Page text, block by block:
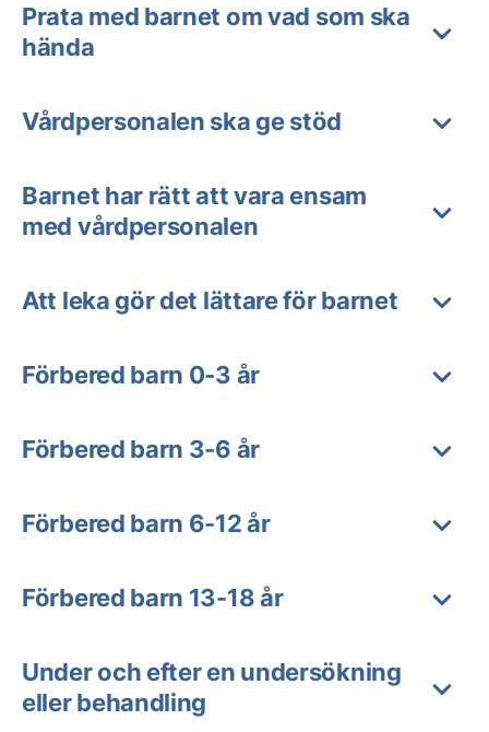
Prata med barnet om vad som ska
hända
Vårdpersonalen ska ge stöd
Barnet har rätt att vara ensam
med vårdpersonalen
Att leka gör det lättare för barnet
Förbered barn 0-3 år
Förbered barn 3-6 år
Förbered barn 6-12 år
Förbered barn 13-18 år
Under och efter en undersökning
eller behandling